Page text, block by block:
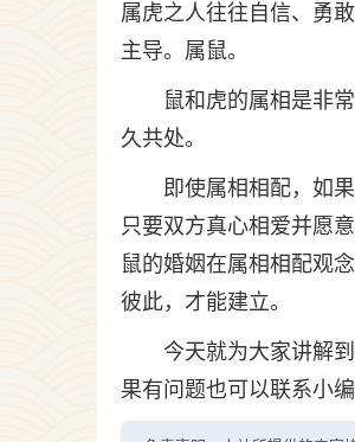
属虎之人往往自信、勇
主导。属鼠。
鼠和虎的属相是非
久共处。
即使属相相配，如
只要双方真心相爱并愿
鼠的婚姻在属相相配观
彼此，才能建立。
今天就为大家讲解
果有问题也可以联系小编